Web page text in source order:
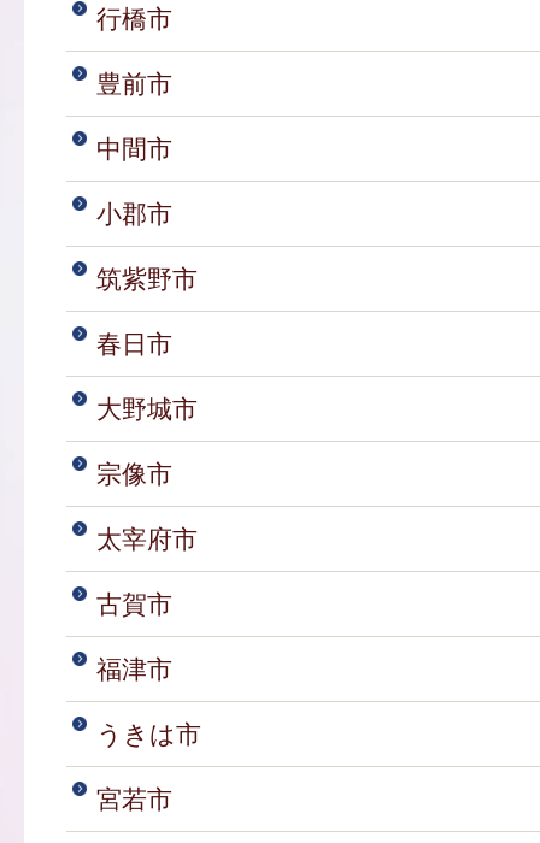
行橋市
豊前市
中間市
小郡市
筑紫野市
春日市
大野城市
宗像市
太宰府市
古賀市
福津市
うきは市
宮若市